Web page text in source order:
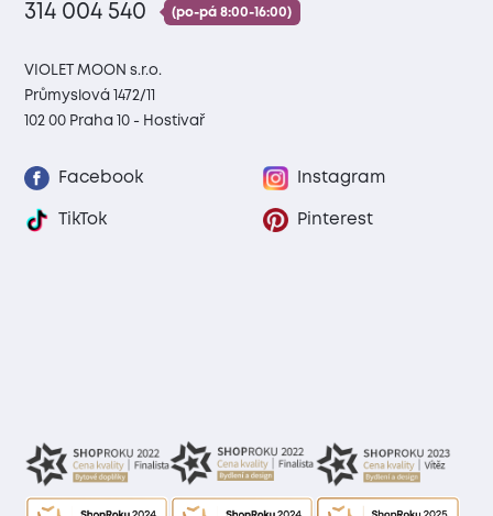
314 004 540
(po-pá 8:00-16:00)
VIOLET MOON s.r.o.
Průmyslová 1472/11
102 00 Praha 10 - Hostivař
Facebook Instagram
TikTok Pinterest